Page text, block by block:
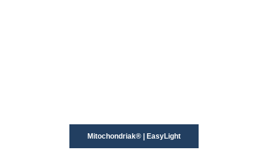
Mitochondriak® | EasyLight